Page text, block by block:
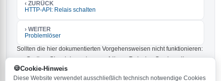
Cookie-Hinweis
Diese Website verwendet ausschließlich technisch notwendige Cookies
‹ ZURÜCK
HTTP-API: Relais schalten
› WEITER
Problemlöser
Sollten die hier dokumentierten Vorgehensweisen nicht funktionieren:
Stellen Sie sicher, dass auf Ihrer Behnke-Station die
aktuellste Firmware installiert ist. Die neueste Version ist
6.33 und kann hier heruntergeladen werden.